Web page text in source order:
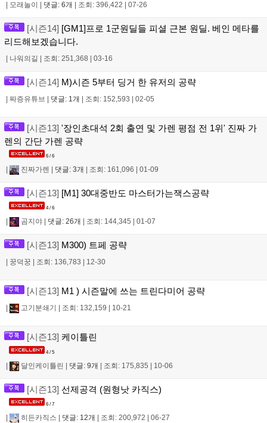
| 모래놀이 | 댓글: 6개 | 조회: 396,422 | 07-26
[시즌14] [GM1]프로 1군원딜들 피셜 근본 원딜. 베인 메타를
리드해보겠습니다.
| 나워의길 | 조회: 251,368 | 03-16
[시즌14] M)시즌 5부터 딩거 한 유저의 공략
| 짜증유튜브 | 댓글: 1개 | 조회: 152,593 | 02-05
[시즌13] '장인초대석 2회 출연 및 가렌 평점 전 1위' 진짜 가
렌의 간단 가렌 공략
6 / 6
진짜가렌 댓글: 3개 조회: 161,096 01-09
[시즌13] [M1] 30대중반도 마스터가는잭스공략
4 / 6
곰지야 댓글: 26개 조회: 144,345 01-07
[시즌13] M300) 트페 공략
꿍덕꿍 조회: 136,783 12-30
[시즌13] M1 ) 시즌말에 쓰는 트린다미어 공략
고기분쇄기 조회: 132,159 10-21
[시즌13] 케이틀린
4 / 5
| 달인케이틀린 | 댓글: 9개 | 조회: 175,835 | 10-06
[시즌13] 선제공격 (원형낫 카직스)
6 / 7
히든카직스 댓글: 12개 조회: 200,972 06-27